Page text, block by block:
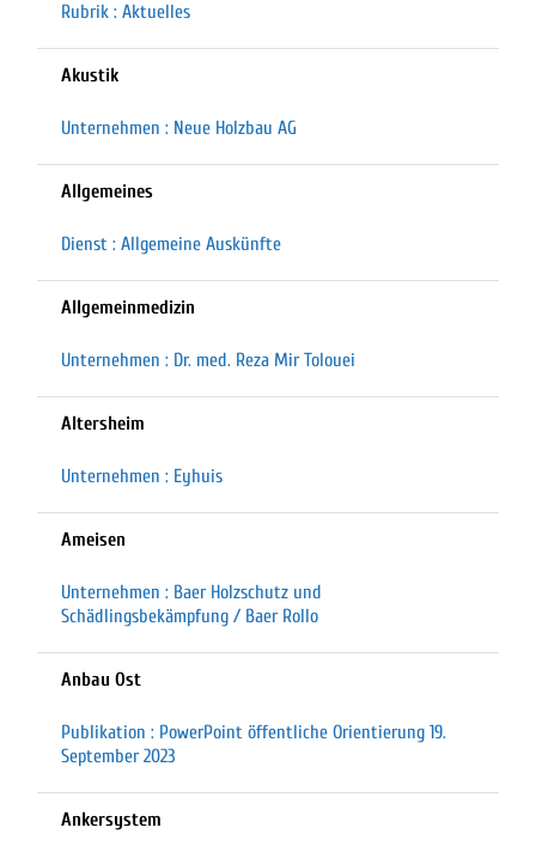
Rubrik : Aktuelles
Akustik
Unternehmen : Neue Holzbau AG
Allgemeines
Dienst : Allgemeine Auskünfte
Allgemeinmedizin
Unternehmen : Dr. med. Reza Mir Tolouei
Altersheim
Unternehmen : Eyhuis
Ameisen
Unternehmen : Baer Holzschutz und
Schädlingsbekämpfung / Baer Rollo
Anbau Ost
Publikation : PowerPoint öffentliche Orientierung 19.
September 2023
Ankersystem